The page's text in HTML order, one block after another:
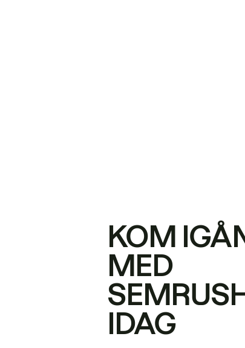
KOM
MED
IDAG